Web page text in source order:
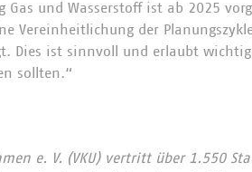
Gas und Wasserstoff ist ab 2025
Vereinheitlichung der
Dies ist sinnvoll und erlaubt
sollten.“
e. V. (VKU) vertritt über 1.550